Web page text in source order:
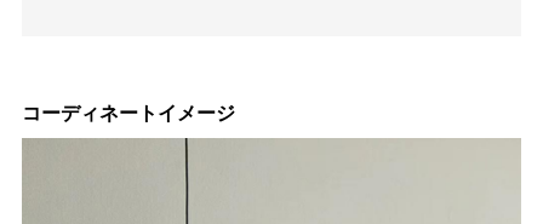
コーディネートイメージ